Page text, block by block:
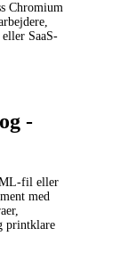
Chromium
SaaS-
-
fil eller
med
printklare